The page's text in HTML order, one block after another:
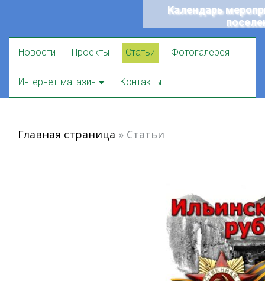
Календарь
Новости Проекты Статьи Фотогалерея
Интернет-магазин Контакты
Главная страница » Статьи